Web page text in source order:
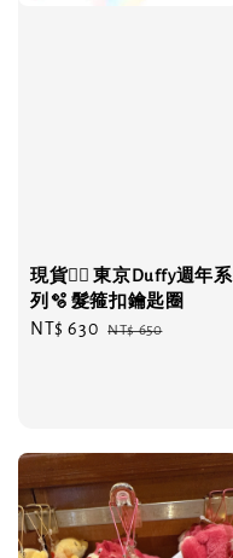
現貨❤️‍🔥 東京Duffy週年系
列🫧 髮箍扣鑰匙圈
Sale
NT$ 630 Regular
NT$ 650